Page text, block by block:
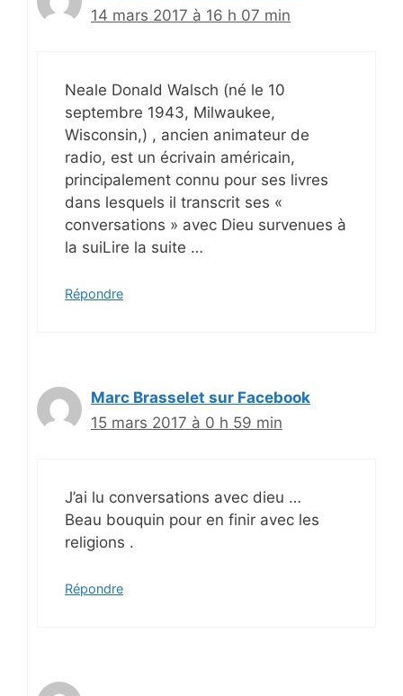
14 mars 2017 à 16 h 07 min
Neale Donald Walsch (né le 10
septembre 1943, Milwaukee,
Wisconsin,) , ancien animateur de
radio, est un écrivain américain,
principalement connu pour ses livres
dans lesquels il transcrit ses «
conversations » avec Dieu survenues à
la suiLire la suite …
Répondre
Marc Brasselet sur Facebook
15 mars 2017 à 0 h 59 min
J’ai lu conversations avec dieu …
Beau bouquin pour en finir avec les
religions .
Répondre